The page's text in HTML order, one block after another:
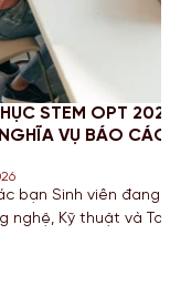
NHẬT QUY ĐỊNH
SINH VIÊN MỸ
đuổi khối ngành
tại Mỹ, chương
trình Định cư. Bước